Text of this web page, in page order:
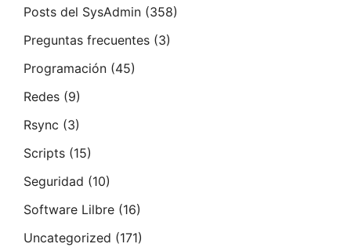
Posts del SysAdmin (358)
Preguntas frecuentes (3)
Programación (45)
Redes (9)
Rsync (3)
Scripts (15)
Seguridad (10)
Software Lilbre (16)
Uncategorized (171)